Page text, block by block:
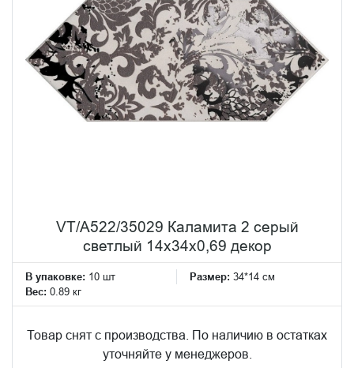
VT/A522/35029 Каламита 2 серый
светлый 14x34x0,69 декор
В упаковке: 10 шт Размер: 34*14 см
Вес: 0.89 кг
Товар снят с производства. По наличию в остатках
уточняйте у менеджеров.